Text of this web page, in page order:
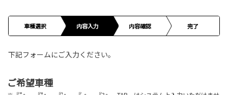
車種選択 内容入力 内容確認 完了
下記フォームにご入力ください。
ご希望車種